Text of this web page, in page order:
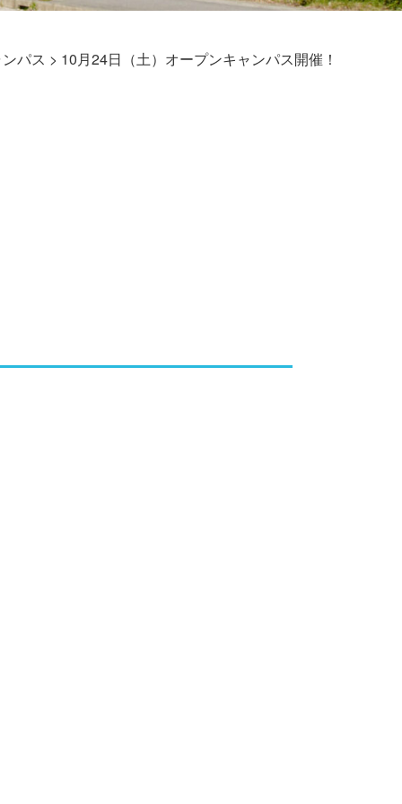
パス > 10月24日（土）オープンキャンパス開催！